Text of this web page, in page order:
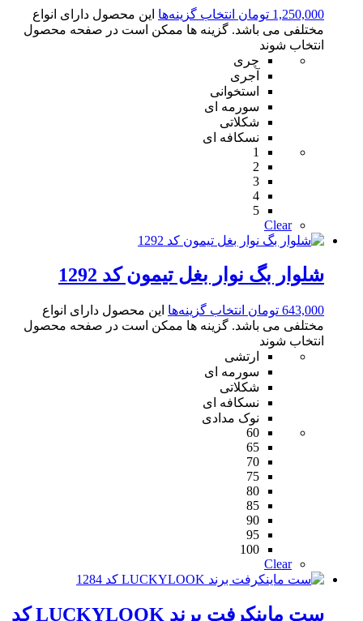
1,250,000 تومان انتخاب گزینه‌ها این محصول دارای انواع
مختلفی می باشد. گزینه ها ممکن است در صفحه محصول
انتخاب شوند
چری
آجری
استخوانی
سورمه ای
شکلاتی
نسکافه ای
1
2
3
4
5
Clear
شلوار بگ نوار بغل تیمون کد 1292
643,000 تومان انتخاب گزینه‌ها این محصول دارای انواع
مختلفی می باشد. گزینه ها ممکن است در صفحه محصول
انتخاب شوند
ارتشی
سورمه ای
شکلاتی
نسکافه ای
نوک مدادی
60
65
70
75
80
85
90
95
100
Clear
ست ماینکرفت برند LUCKYLOOK کد